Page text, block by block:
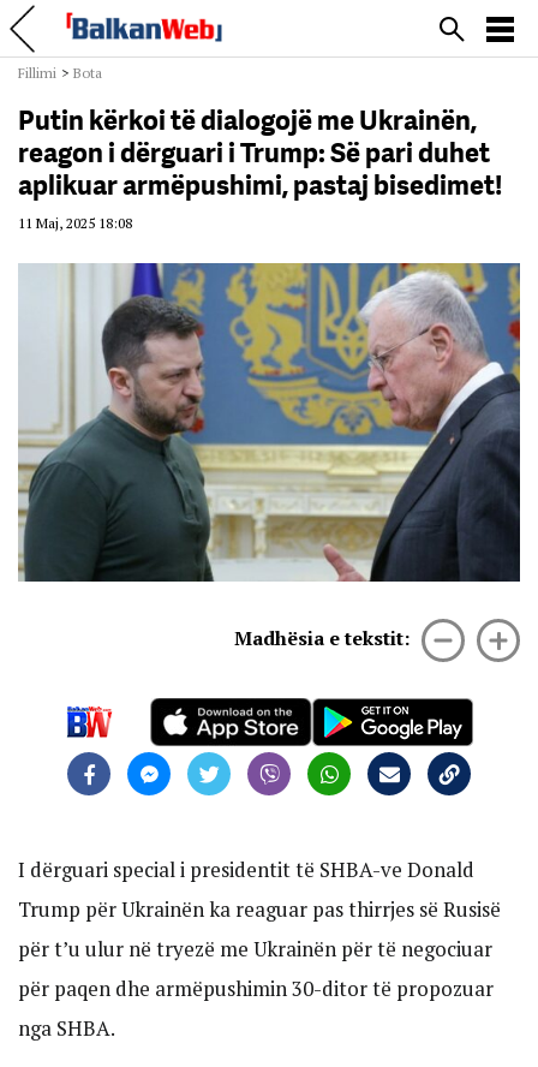
Fillimi > Bota
Putin kërkoi të dialogojë me Ukrainën,
reagon i dërguari i Trump: Së pari duhet
aplikuar armëpushimi, pastaj bisedimet!
11 Maj, 2025 18:08
Madhësia e tekstit:
I dërguari special i presidentit të SHBA-ve Donald
Trump për Ukrainën ka reaguar pas thirrjes së Rusisë
për t’u ulur në tryezë me Ukrainën për të negociuar
për paqen dhe armëpushimin 30-ditor të propozuar
nga SHBA.